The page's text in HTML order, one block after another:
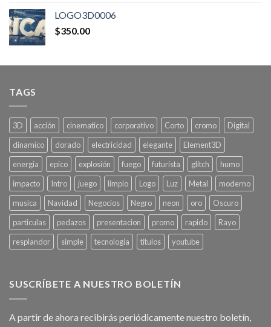
LOGO3D0006
$350.00
TAGS
3D acción cinematico corporativo Corto cromo
Digital
dinamico
dorado electricidad elegante
Element3D
energia
epico explosión fuego futurista glitch
humo
impacto
Intro juego limpio Logo Luz Metal
moderno
musica
Navidad Negocios Negro neon oro
Oscuro
particulas
pedazos presentacion promo rapido
Rayo
resplandor
simple tecnologia titulos youtube
SUSCRÍBETE A NUESTRO BOLETÍN
A partir de ahora recibirás periódicamente nuestro boletín,